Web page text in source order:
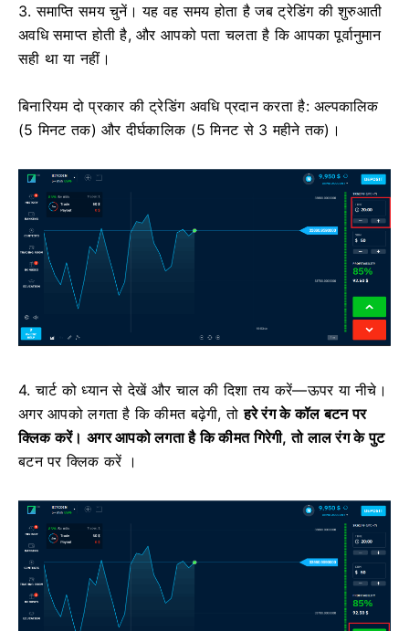
3. समाप्ति समय चुनें। यह वह समय होता है जब ट्रेडिंग की शुरुआती
अवधि समाप्त होती है, और आपको पता चलता है कि आपका पूर्वानुमान
सही था या नहीं।
बिनारियम दो प्रकार की ट्रेडिंग अवधि प्रदान करता है: अल्पकालिक
(5 मिनट तक) और दीर्घकालिक (5 मिनट से 3 महीने तक)।
4. चार्ट को ध्यान से देखें और चाल की दिशा तय करें—ऊपर या नीचे।
अगर आपको लगता है कि कीमत बढ़ेगी, तोहरे रंग के कॉल बटन पर
क्लिक करें। अगर आपको लगता है कि कीमत गिरेगी,तो लाल रंग के पुट
बटन परक्लिक करें ।